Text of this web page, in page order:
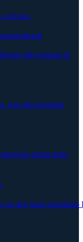
deciso.
alle riunioni di
non alla prossima
prima della
cui due team segnalano